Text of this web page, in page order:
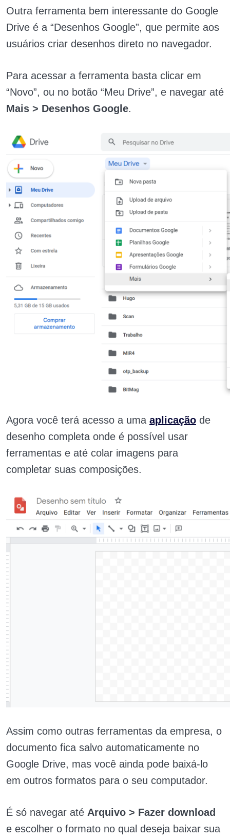
Outra ferramenta bem interessante do Google
Drive é a “Desenhos Google”, que permite aos
usuários criar desenhos direto no navegador.
Para acessar a ferramenta basta clicar em
“Novo”, ou no botão “Meu Drive”, e navegar até
Mais > Desenhos Google.
Agora você terá acesso a uma aplicação de
desenho completa onde é possível usar
ferramentas e até colar imagens para
completar suas composições.
Assim como outras ferramentas da empresa, o
documento fica salvo automaticamente no
Google Drive, mas você ainda pode baixá-lo
em outros formatos para o seu computador.
É só navegar até Arquivo > Fazer download
e escolher o formato no qual deseja baixar sua